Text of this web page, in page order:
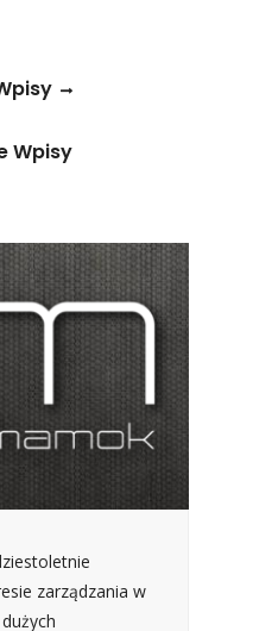
Wpisy
zarządzania w